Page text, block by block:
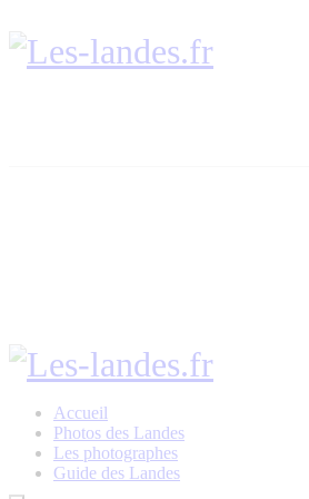
Accueil
Photos des Landes
Les photographes
Guide des Landes